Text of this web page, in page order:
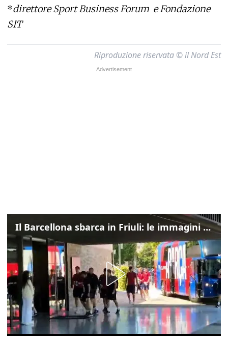
*direttore Sport Business Forum e Fondazione
SIT
Riproduzione riservata © il Nord Est
Il Barcellona sbarca in Friuli: le immagini dell'arrivo in albergo